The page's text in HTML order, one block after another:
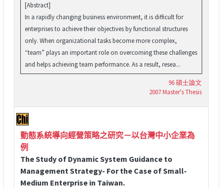
[Abstract]
In a rapidly changing business environment, it is difficult for
enterprises to achieve their objectives by functional structures
only. When organizational tasks become more complex,
“team” plays an important role on overcoming these challenges
and helps achieving team performance. As a result, resea...
96 碩士論文
2007 Master's Thesis
動態系統導向經營策略之研究－以台灣中小企業為
例
The Study of Dynamic System Guidance to
Management Strategy- For the Case of Small-
Medium Enterprise in Taiwan.